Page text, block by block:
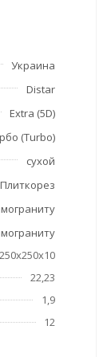
Украина
Distar
Extra (5D)
(Turbo)
сухой
Плиткорез
250х250х10
22,23
1,9
12